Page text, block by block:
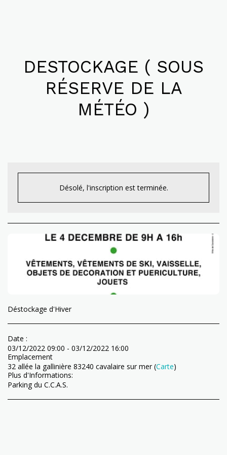
DESTOCKAGE ( SOUS
RÉSERVE DE LA
MÉTÉO )
Désolé, l'inscription est terminée.
Déstockage d'Hiver
Date :
03/12/2022 09:00 - 03/12/2022 16:00
Emplacement
32 allée la gallinière 83240 cavalaire sur mer (Carte)
Plus d'Informations:
Parking du C.C.A.S.